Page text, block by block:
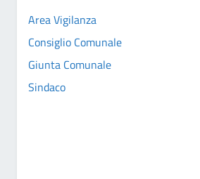
Area Vigilanza
Consiglio Comunale
Giunta Comunale
Sindaco